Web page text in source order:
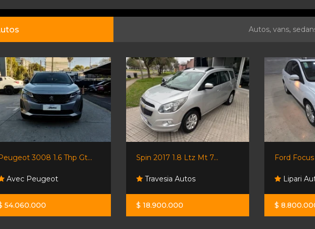
Autos, vans,
3008 1.6 Thp Gt...
Avec Peugeot
54.060.000
Spin 2017 1.8 Ltz Mt 7...
Travesia Autos
$ 18.900.000
Ford Focus
Lipari
$